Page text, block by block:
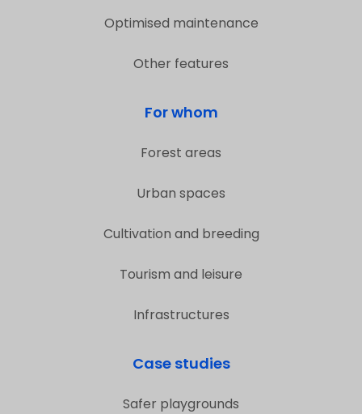
Optimised maintenance
Other features
For whom
Forest areas
Urban spaces
Cultivation and breeding
Tourism and leisure
Infrastructures
Case studies
Safer playgrounds